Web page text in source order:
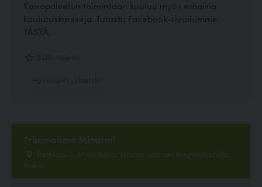
Koirapalvelun toimintaan kuuluu myös erilaisia
koulutuskursseja. Tutustu Facebook-sivuihimme
TÄSTÄ.
Trimmaamo Minarmi
Rattikatu 2, 37150 Nokia, pihaan suoraan Rounionkadulta,
Nokia